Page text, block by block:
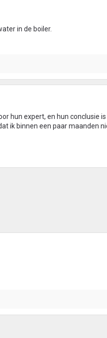
in de boiler.
hun expert, en hun conclusie
ik binnen een paar maanden